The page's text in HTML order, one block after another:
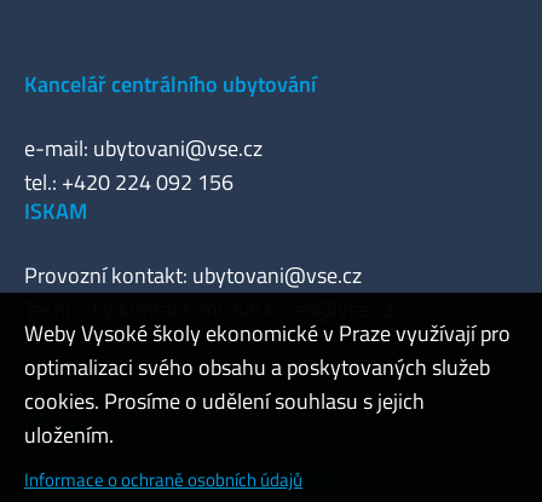
Kancelář centrálního ubytování
e-mail: ubytovani@vse.cz
tel.: +420 224 092 156
ISKAM
Provozní kontakt: ubytovani@vse.cz
Admin
Cookies a ochrana osobních údajů
Weby Vysoké školy ekonomické v Praze využívají pro
optimalizaci svého obsahu a poskytovaných služeb
cookies. Prosíme o udělení souhlasu s jejich
uložením.
Informace o ochraně osobních údajů